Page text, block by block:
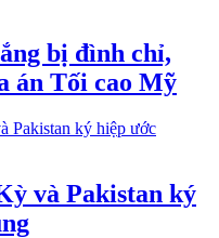
bị đình chỉ,
án Tối cao Mỹ
và Pakistan ký